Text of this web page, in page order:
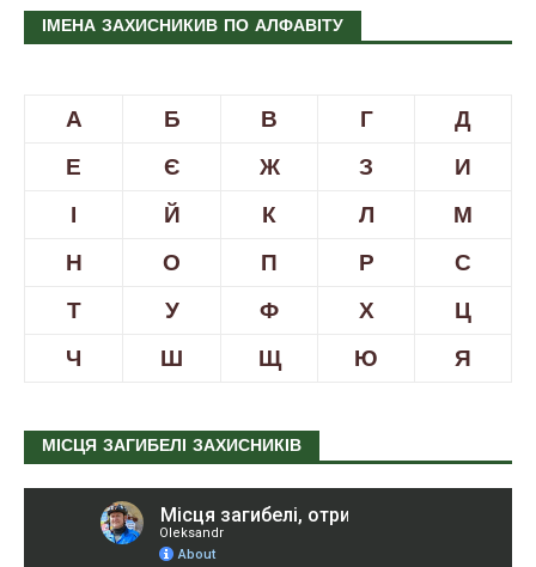
ІМЕНА ЗАХИСНИКИВ ПО АЛФАВІТУ
А Б В Г
Д
Е
Є Ж З
И
І
Й К Л
М
Н
О П Р
С
Т
У Ф Х
Ц
Ч
Ш Щ Ю Я
МІСЦЯ ЗАГИБЕЛІ ЗАХИСНИКІВ